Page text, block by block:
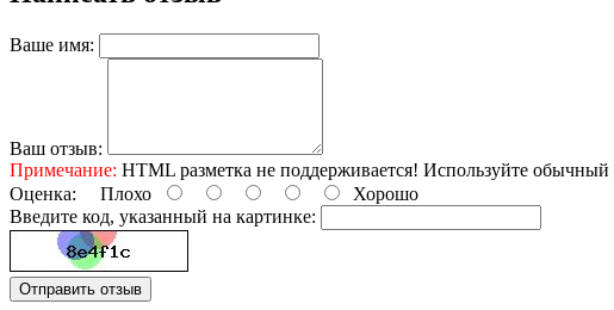
Ваше имя:
Ваш отзыв:
Примечание: HTML разметка не поддерживается! Используйте обычный
Оценка: Плохо
Хорошо
Введите код, указанный на картинке:
Отправить отзыв